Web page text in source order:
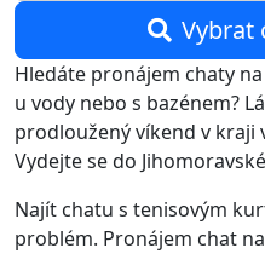
Vybrat
Hledáte pronájem chaty
u vody nebo s bazénem?
prodloužený víkend v kraji
Vydejte se do
Najít chatu s tenisovým
problém. Pronájem chat